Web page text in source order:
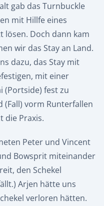
gab das Turnbuckle
mit Hillfe eines
lösen. Doch dann kam
wir das Stay an Land.
dazu, das Stay mit
mit einer
(Portside) fest zu
(Fall) vorm Runterfallen
die Praxis.
Peter und Vincent
Bowsprit miteinander
den Schekel
Arjen hätte uns
verloren hätten.